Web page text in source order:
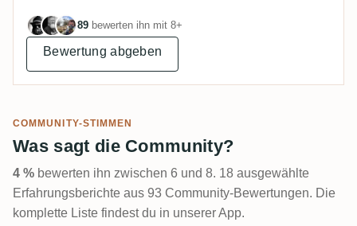
89 bewerten ihn mit 8+
Bewertung abgeben
COMMUNITY-STIMMEN
Was sagt die Community?
4 % bewerten ihn zwischen 6 und 8. 18 ausgewählte
Erfahrungsberichte aus 93 Community-Bewertungen. Die
komplette Liste findest du in unserer App.